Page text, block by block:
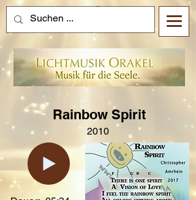
Rainbow Spirit
2010